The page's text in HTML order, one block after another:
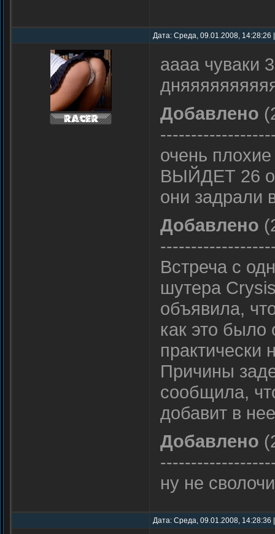
Дата: Среда, 09.01.2008,
аааа чуваки
Добавлено
очень
ВЫЙДЕТ 26
они задрали
Добавлено
Встреча с
шутера
объявила,
как это
практически
Причины
сообщила,
добавит в
Добавлено
ну не
Дата: Среда, 09.01.2008,